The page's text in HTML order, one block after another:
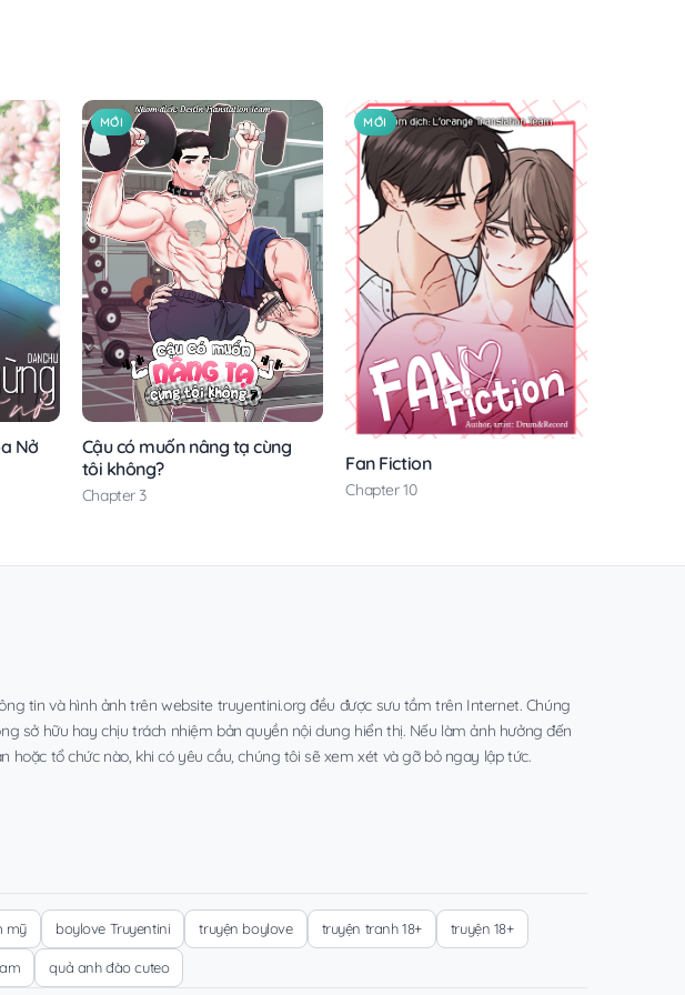
Nở
MỚI
Cậu có muốn nâng tạ cùng
tôi không?
Chapter 3
MỚI
Fan Fiction
Chapter 10
tin và hình ảnh trên website truyentini.org đều được sưu tầm trên Internet. Chúng
sở hữu hay chịu trách nhiệm bản quyền nội dung hiển thị. Nếu làm ảnh hưởng đến
hoặc tổ chức nào, khi có yêu cầu, chúng tôi sẽ xem xét và gỡ bỏ ngay lập tức.
mỹ boylove Truyentini truyện boylove truyện tranh 18+ truyện 18+
quả anh đào cuteo